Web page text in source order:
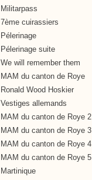
Militarpass
7ème cuirassiers
Pélerinage
Pélerinage suite
We will remember them
MAM du canton de Roye
Ronald Wood Hoskier
Vestiges allemands
MAM du canton de Roye 2
MAM du canton de Roye 3
MAM du canton de Roye 4
MAM du canton de Roye 5
Martinique